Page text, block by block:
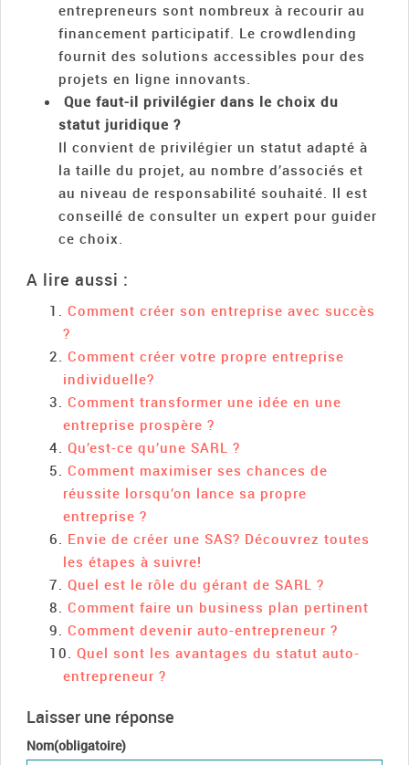
entrepreneurs sont nombreux à recourir au
financement participatif. Le crowdlending
fournit des solutions accessibles pour des
projets en ligne innovants.
Que faut-il privilégier dans le choix du
statut juridique ?
Il convient de privilégier un statut adapté à
la taille du projet, au nombre d’associés et
au niveau de responsabilité souhaité. Il est
conseillé de consulter un expert pour guider
ce choix.
A lire aussi :
Comment créer son entreprise avec succès
?
Comment créer votre propre entreprise
individuelle?
Comment transformer une idée en une
entreprise prospère ?
Qu’est-ce qu’une SARL ?
Comment maximiser ses chances de
réussite lorsqu’on lance sa propre
entreprise ?
Envie de créer une SAS? Découvrez toutes
les étapes à suivre!
Quel est le rôle du gérant de SARL ?
Comment faire un business plan pertinent
Comment devenir auto-entrepreneur ?
Quel sont les avantages du statut auto-
entrepreneur ?
Laisser une réponse
Nom(obligatoire)